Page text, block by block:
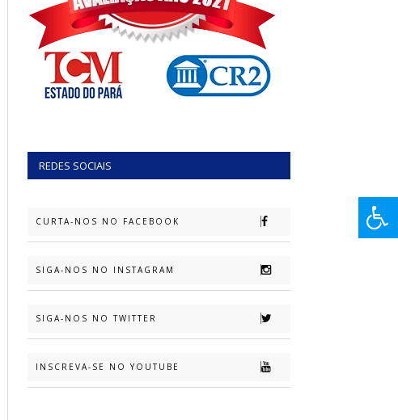
REDES SOCIAIS
CURTA-NOS NO FACEBOOK
SIGA-NOS NO INSTAGRAM
SIGA-NOS NO TWITTER
INSCREVA-SE NO YOUTUBE